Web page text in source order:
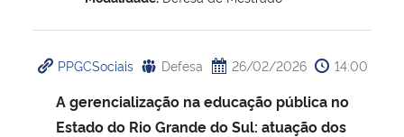
PPGCSociais Defesa 26/02/2026 14:00
A gerencialização na educação pública no
Estado do Rio Grande do Sul: atuação dos